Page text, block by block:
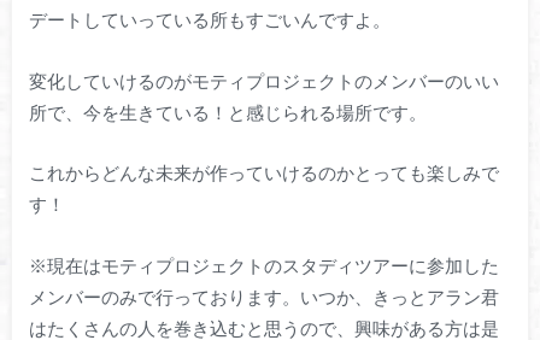
デートしていっている所もすごいんですよ。
変化していけるのがモティプロジェクトのメンバーのいい
所で、今を生きている！と感じられる場所です。
これからどんな未来が作っていけるのかとっても楽しみで
す！
※現在はモティプロジェクトのスタディツアーに参加した
メンバーのみで行っております。いつか、きっとアラン君
はたくさんの人を巻き込むと思うので、興味がある方は是